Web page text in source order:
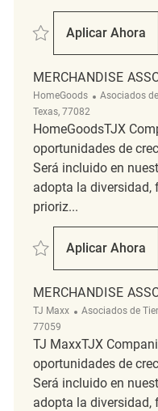
Salvar merchandise
Aplicar Ahora
MERCHANDISE
HomeGoods Categoría
Asociados
Texas, 77082
HomeGoodsTJX
oportunidades de
Será incluido en
adopta la
prioriz...
Salvar Merchandise
Aplicar Ahora
MERCHANDISE
TJ Maxx Categoría
Asociados de
77059
TJ MaxxTJX
oportunidades de
Será incluido en
adopta la